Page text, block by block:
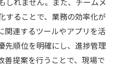
することで、業務の効率化が
関連するツールやアプリを活
先順位を明確にし、進捗管理
善提案を行うことで、現場で